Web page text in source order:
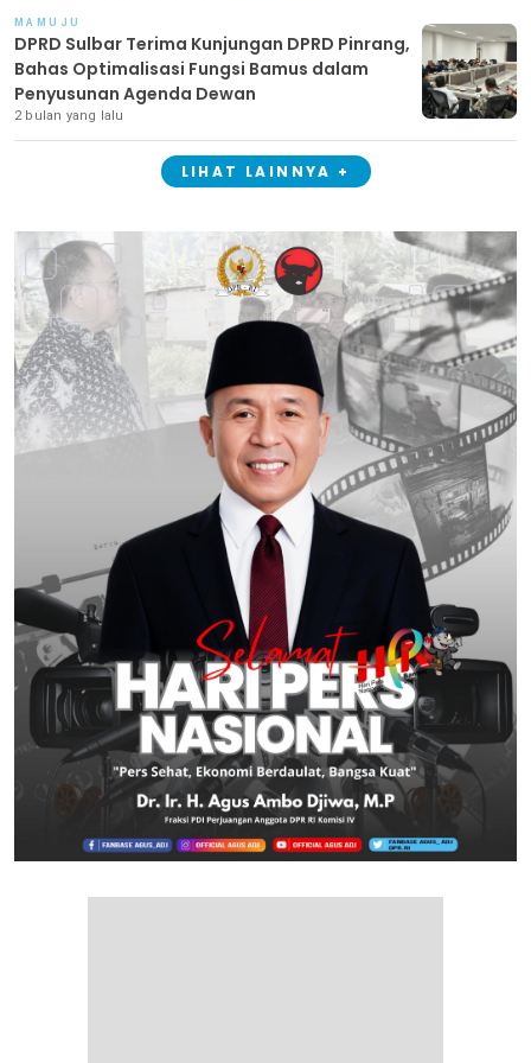
MAMUJU
DPRD Sulbar Terima Kunjungan DPRD Pinrang,
Bahas Optimalisasi Fungsi Bamus dalam
Penyusunan Agenda Dewan
2 bulan yang lalu
LIHAT LAINNYA +